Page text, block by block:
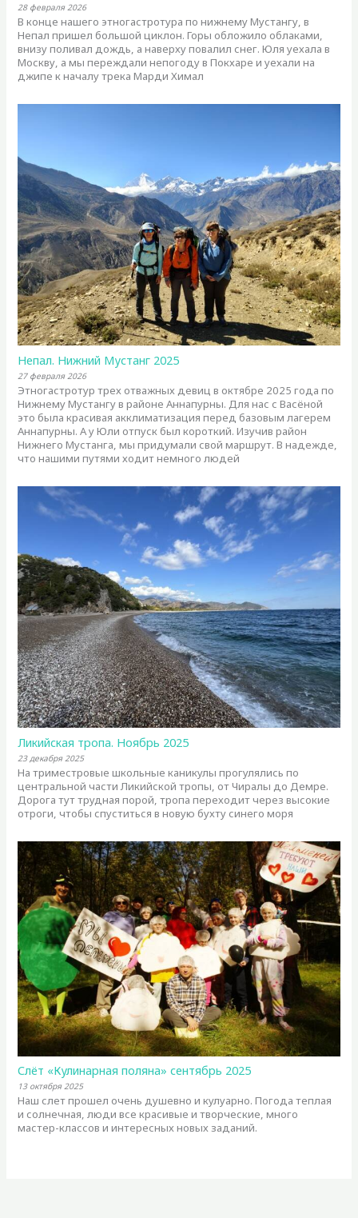
28 февраля 2026
В конце нашего этногастротура по нижнему Мустангу, в
Непал пришел большой циклон. Горы обложило облаками,
внизу поливал дождь, а наверху повалил снег. Юля уехала в
Москву, а мы переждали непогоду в Покхаре и уехали на
джипе к началу трека Марди Химал
Непал. Нижний Мустанг 2025
27 февраля 2026
Этногастротур трех отважных девиц в октябре 2025 года по
Нижнему Мустангу в районе Аннапурны. Для нас с Васёной
это была красивая акклиматизация перед базовым лагерем
Аннапурны. А у Юли отпуск был короткий. Изучив район
Нижнего Мустанга, мы придумали свой маршрут. В надежде,
что нашими путями ходит немного людей
Ликийская тропа. Ноябрь 2025
23 декабря 2025
На триместровые школьные каникулы прогулялись по
центральной части Ликийской тропы, от Чиралы до Демре.
Дорога тут трудная порой, тропа переходит через высокие
отроги, чтобы спуститься в новую бухту синего моря
Слёт «Кулинарная поляна» сентябрь 2025
13 октября 2025
Наш слет прошел очень душевно и кулуарно. Погода теплая
и солнечная, люди все красивые и творческие, много
мастер-классов и интересных новых заданий.